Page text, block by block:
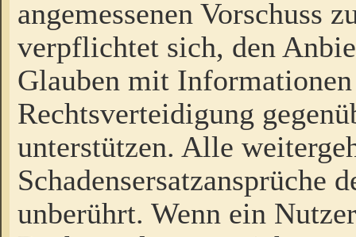
angemessenen Vorschuss
verpflichtet sich, den
Glauben mit
Rechtsverteidigung
unterstützen. Alle
Schadensersatzansprüche
unberührt. Wenn ein